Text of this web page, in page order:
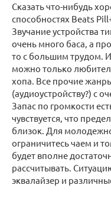
Сказать что-нибудь
способностях Beats
Звучание устройства
очень много баса, а
то с большим трудом.
можно только
хопа. Все прочие
(аудиоустройству?) с
Запас по громкости
чувствуется, что
близок. Для
ограничитесь чаем и
будет вполне
рассчитывать.
эквалайзер и